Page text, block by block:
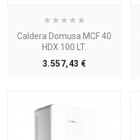
Caldera Domusa MCF 40
HDX 100 LT.
3.557,43 €Precio